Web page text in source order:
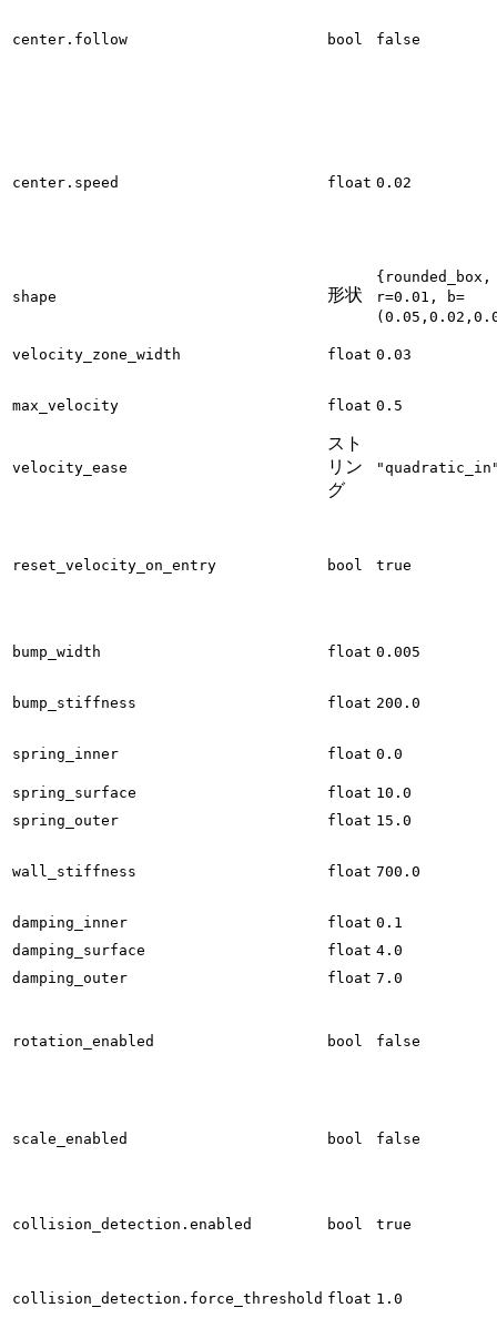
center.follow bool false
center.speed float 0.02
shape 形状
{rounded_box,
r=0.01, b=
velocity_zone_width float 0.03
max_velocity float 0.5
velocity_ease
スト
リン
グ
reset_velocity_on_entry bool true
bump_width float 0.005
bump_stiffness float 200.0
spring_inner float 0.0
spring_surface float 10.0
spring_outer
float 15.0
wall_stiffness float 700.0
damping_inner float 0.1
damping_surface
float 4.0
damping_outer
float 7.0
rotation_enabled bool false
scale_enabled bool false
collision_detection.enabled bool true
collision_detection.force_threshold float 1.0